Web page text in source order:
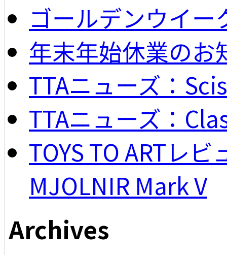
ゴールデンウイー
年末年始休業のお
TTAニューズ：
TTAニューズ：
TOYS TO ARTレ
MJOLNIR Mark V
Archives